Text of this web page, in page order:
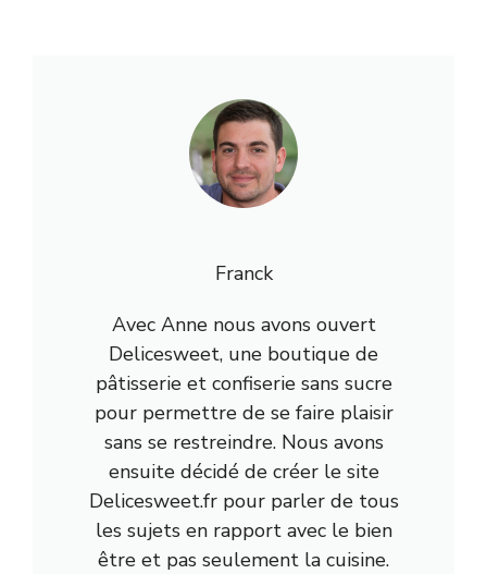
Franck
Avec Anne nous avons ouvert
Delicesweet, une boutique de
pâtisserie et confiserie sans sucre
pour permettre de se faire plaisir
sans se restreindre. Nous avons
ensuite décidé de créer le site
Delicesweet.fr pour parler de tous
les sujets en rapport avec le bien
être et pas seulement la cuisine.